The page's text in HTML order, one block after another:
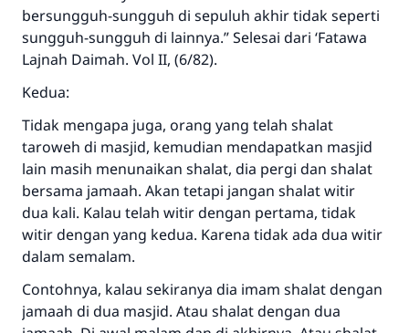
bersungguh-sungguh di sepuluh akhir tidak seperti
sungguh-sungguh di lainnya.” Selesai dari ‘Fatawa
Lajnah Daimah. Vol II, (6/82).
Kedua:
Tidak mengapa juga, orang yang telah shalat
taroweh di masjid, kemudian mendapatkan masjid
lain masih menunaikan shalat, dia pergi dan shalat
bersama jamaah. Akan tetapi jangan shalat witir
dua kali. Kalau telah witir dengan pertama, tidak
witir dengan yang kedua. Karena tidak ada dua witir
dalam semalam.
Contohnya, kalau sekiranya dia imam shalat dengan
jamaah di dua masjid. Atau shalat dengan dua